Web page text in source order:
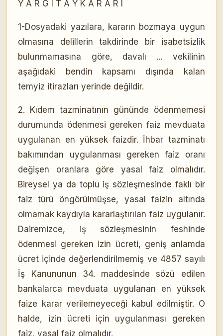
Y A R G I T A Y K A R A R I
1-Dosyadaki yazılara, kararın bozmaya uygun
olmasına delillerin takdirinde bir isabetsizlik
bulunmamasına göre, davalı ... vekilinin
aşağıdaki bendin kapsamı dışında kalan
temyiz itirazları yerinde değildir.
2. Kıdem tazminatının gününde ödenmemesi
durumunda ödenmesi gereken faiz mevduata
uygulanan en yüksek faizdir. İhbar tazminatı
bakımından uygulanması gereken faiz oranı
değişen oranlara göre yasal faiz olmalıdır.
Bireysel ya da toplu iş sözleşmesinde faklı bir
faiz türü öngörülmüşse, yasal faizin altında
olmamak kaydıyla kararlaştırılan faiz uygulanır.
Dairemizce, iş sözleşmesinin feshinde
ödenmesi gereken izin ücreti, geniş anlamda
ücret içinde değerlendirilmemiş ve 4857 sayılı
İş Kanununun 34. maddesinde sözü edilen
bankalarca mevduata uygulanan en yüksek
faize karar verilemeyeceği kabul edilmiştir. O
halde, izin ücreti için uygulanması gereken
faiz, yasal faiz olmalıdır.